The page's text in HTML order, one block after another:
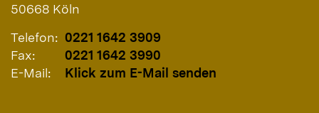
50668 Köln
Telefon: 0221 1642 3909
Fax:
0221 1642 3990
E-Mail:
Klick zum E-Mail senden